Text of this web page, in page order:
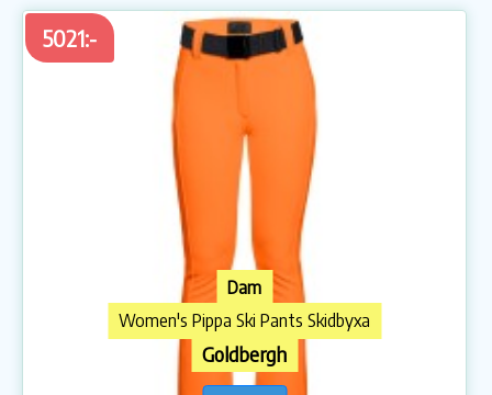
5021:-
Dam
Women's Pippa Ski Pants Skidbyxa
Goldbergh